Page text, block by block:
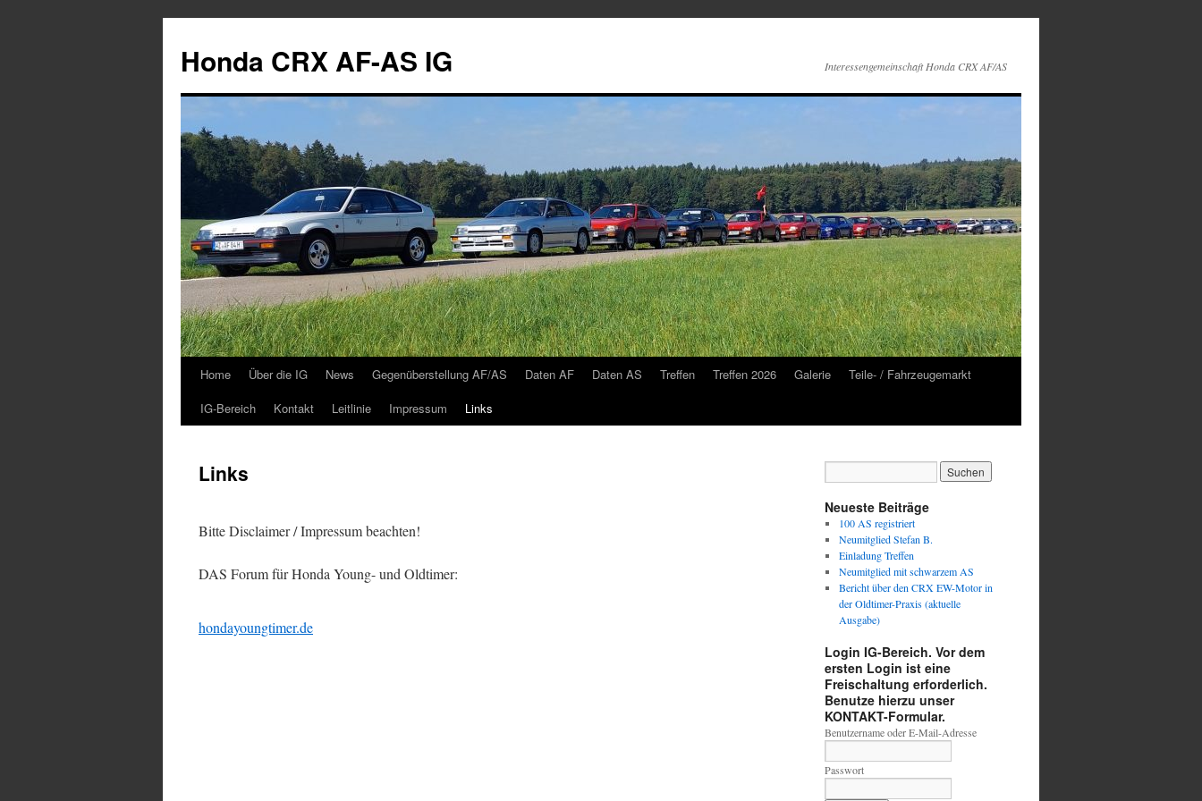
springen
Honda CRX AF-AS IG Interessengemeinschaft Honda CRX AF/AS
Home Über die IG News Gegenüberstellung AF/AS Daten AF Daten AS Treffen Treffen 2026 Galerie
Teile- / Fahrzeugemarkt
IG-Bereich
Kontakt Leitlinie Impressum Links
Links
Bitte Disclaimer / Impressum beachten!
DAS Forum für Honda Young- und Oldtimer:
hondayoungtimer.de
Neueste Beiträge
100 AS registriert
Neumitglied Stefan B.
Einladung Treffen
Neumitglied mit schwarzem AS
Bericht über den CRX EW-Motor in
der Oldtimer-Praxis (aktuelle
Ausgabe)
Login IG-Bereich. Vor dem
ersten Login ist eine
Freischaltung erforderlich.
Benutze hierzu unser
KONTAKT-Formular.
Benutzername oder E-Mail-Adresse
Passwort